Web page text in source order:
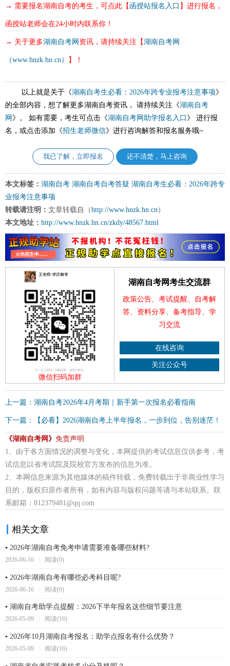
→ 需要报名湖南自考的考生，可点此【函授站报名入口 】进行报名，
函授站老师会在24小时内联系你！
→ 关于更多湖南自考网 资讯，请持续关注【湖南自考网
（www.hnzk.hn.cn） 】！
以上就是关于《湖南自考生必看：2026年跨专业报考注意事项》
的全部内容，想了解更多湖南自考资讯， 请持续关注《湖南自考
网》。 如有需要，考生可点击《湖南自考网助学报名入口 》 进行报
名，或点击添加《招生老师微信》进行咨询解答和报名服务哦~
我已了解，立即报名 还不清楚，马上咨询
本文标签： 湖南自考 湖南自考自考答疑 湖南自考生必看：2026年跨专
业报考注意事项
转载请注明： 文章转载自（http://www.hnzk.hn.cn）
本文地址： http://www.hnzk.hn.cn/zkdy/48567.html
微信扫码加群
湖南自考网考生交流群
政策公告、考试提醒、自考解
答、资料分享、备考指导、学
习交流
在线咨询
关注公众号
上一篇：湖南自考2026年4月考期｜新手第一次报名必看指南
下一篇：【必看】2026湖南自考上半年报名，一步到位，告别迷茫！
《湖南自考网》 免责声明
1、由于各方面情况的调整与变化，本网提供的考试信息仅供参考，考
试信息以省考试院及院校官方发布的信息为准。
2、本网信息来源为其他媒体的稿件转载，免费转载出于非商业性学习
目的，版权归原作者所有，如有内容与版权问题等请与本站联系。联
系邮箱：812379481@qq.com
相关文章
▪ 2026年湖南自考免考申请需要准备哪些材料?
2026-06-16 阅读(0)
▪ 2026年湖南自考有哪些必考科目呢?
2026-06-16 阅读(0)
▪ 湖南自考助学点提醒：2026下半年报名这些细节要注意
2026-05-09 阅读(16)
▪ 2026年10月湖南自考报名：助学点报名有什么优势？
2026-05-09 阅读(16)